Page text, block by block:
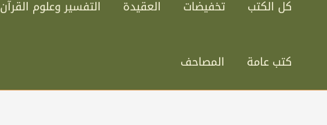
كل الكتب تخفيضات العقيدة التفسير وعلوم القرآن
كتب عامة المصاحف